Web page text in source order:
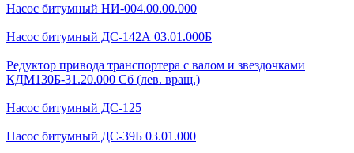
Насос битумный НИ-004.00.00.000
Насос битумный ДС-142А 03.01.000Б
Редуктор привода транспортера с валом и звездочками
КДМ130Б-31.20.000 Сб (лев. вращ.)
Насос битумный ДС-125
Насос битумный ДС-39Б 03.01.000